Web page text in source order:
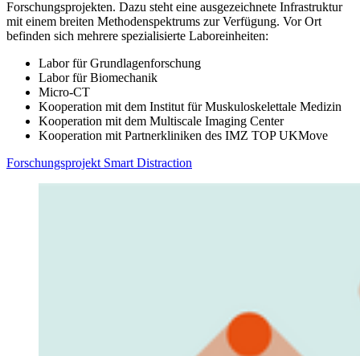
Forschungsprojekten. Dazu steht eine ausgezeichnete Infrastruktur
mit einem breiten Methodenspektrums zur Verfügung. Vor Ort
befinden sich mehrere spezialisierte Laboreinheiten:
Labor für Grundlagenforschung
Labor für Biomechanik
Micro-CT
Kooperation mit dem Institut für Muskuloskelettale Medizin
Kooperation mit dem Multiscale Imaging Center
Kooperation mit Partnerkliniken des IMZ TOP UKMove
Forschungsprojekt Smart Distraction